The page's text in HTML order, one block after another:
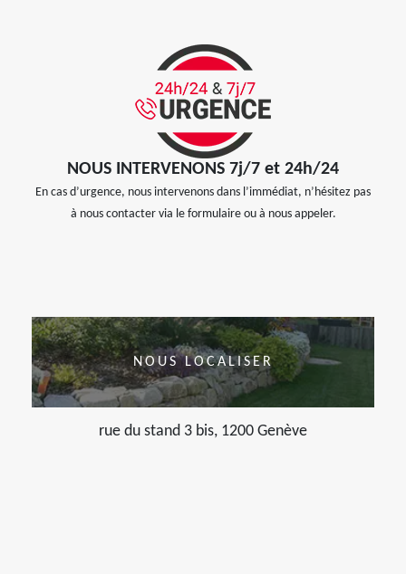
NOUS INTERVENONS 7j/7 et 24h/24
En cas d’urgence, nous intervenons dans l’immédiat, n’hésitez pas
à nous contacter via le formulaire ou à nous appeler.
NOUS LOCALISER
rue du stand 3 bis, 1200 Genève